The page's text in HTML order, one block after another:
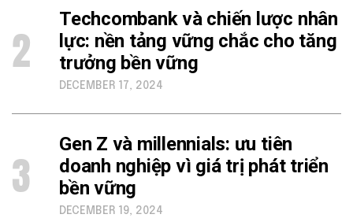
2
Techcombank và chiến lược nhân
lực: nền tảng vững chắc cho tăng
trưởng bền vững
DECEMBER 17, 2024
3
Gen Z và millennials: ưu tiên
doanh nghiệp vì giá trị phát triển
bền vững
DECEMBER 19, 2024